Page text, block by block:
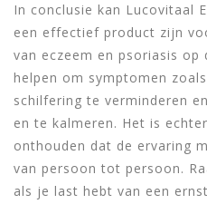
In conclusie kan Lucovitaal
een effectief product zijn
van eczeem en psoriasis op
helpen om symptomen
schilfering te verminderen
en te kalmeren. Het is
onthouden dat de ervaring
van persoon tot persoon.
als je last hebt van een